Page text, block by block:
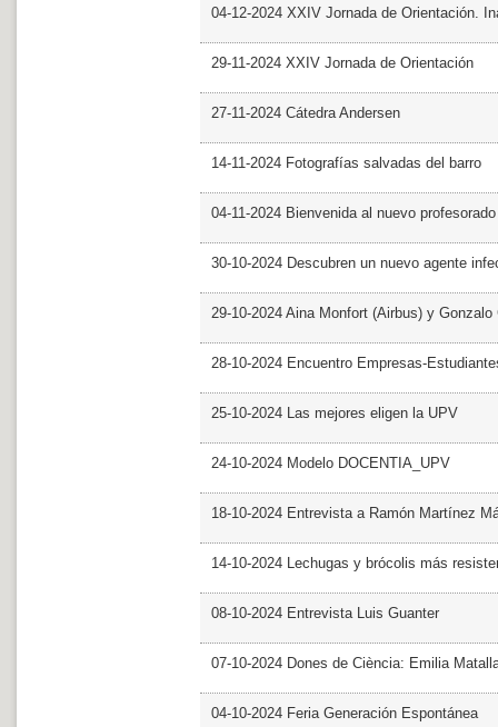
04-12-2024 XXIV Jornada de Orientación.
29-11-2024 XXIV Jornada de Orientación
27-11-2024 Cátedra Andersen
14-11-2024 Fotografías salvadas del barro
04-11-2024 Bienvenida al nuevo profesorado
30-10-2024 Descubren un nuevo agente
29-10-2024 Aina Monfort (Airbus) y
28-10-2024 Encuentro Empresas-
25-10-2024 Las mejores eligen la UPV
24-10-2024 Modelo DOCENTIA_UPV
18-10-2024 Entrevista a Ramón Martínez
14-10-2024 Lechugas y brócolis más
08-10-2024 Entrevista Luis Guanter
07-10-2024 Dones de Ciència: Emilia
04-10-2024 Feria Generación Espontánea